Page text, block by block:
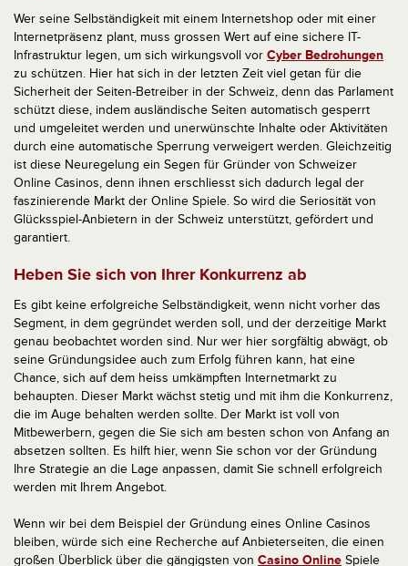
Wer seine Selbständigkeit mit einem Internetshop oder mit einer
Internetpräsenz plant, muss grossen Wert auf eine sichere IT-
Infrastruktur legen, um sich wirkungsvoll vor Cyber Bedrohungen
zu schützen. Hier hat sich in der letzten Zeit viel getan für die
Sicherheit der Seiten-Betreiber in der Schweiz, denn das Parlament
schützt diese, indem ausländische Seiten automatisch gesperrt
und umgeleitet werden und unerwünschte Inhalte oder Aktivitäten
durch eine automatische Sperrung verweigert werden. Gleichzeitig
ist diese Neuregelung ein Segen für Gründer von Schweizer
Online Casinos, denn ihnen erschliesst sich dadurch legal der
faszinierende Markt der Online Spiele. So wird die Seriosität von
Glücksspiel-Anbietern in der Schweiz unterstützt, gefördert und
garantiert.
Heben Sie sich von Ihrer Konkurrenz ab
Es gibt keine erfolgreiche Selbständigkeit, wenn nicht vorher das
Segment, in dem gegründet werden soll, und der derzeitige Markt
genau beobachtet worden sind. Nur wer hier sorgfältig abwägt, ob
seine Gründungsidee auch zum Erfolg führen kann, hat eine
Chance, sich auf dem heiss umkämpften Internetmarkt zu
behaupten. Dieser Markt wächst stetig und mit ihm die Konkurrenz,
die im Auge behalten werden sollte. Der Markt ist voll von
Mitbewerbern, gegen die Sie sich am besten schon von Anfang an
absetzen sollten. Es hilft hier, wenn Sie schon vor der Gründung
Ihre Strategie an die Lage anpassen, damit Sie schnell erfolgreich
werden mit Ihrem Angebot.
Wenn wir bei dem Beispiel der Gründung eines Online Casinos
bleiben, würde sich eine Recherche auf Anbieterseiten, die einen
großen Überblick über die gängigsten von Casino Online Spiele